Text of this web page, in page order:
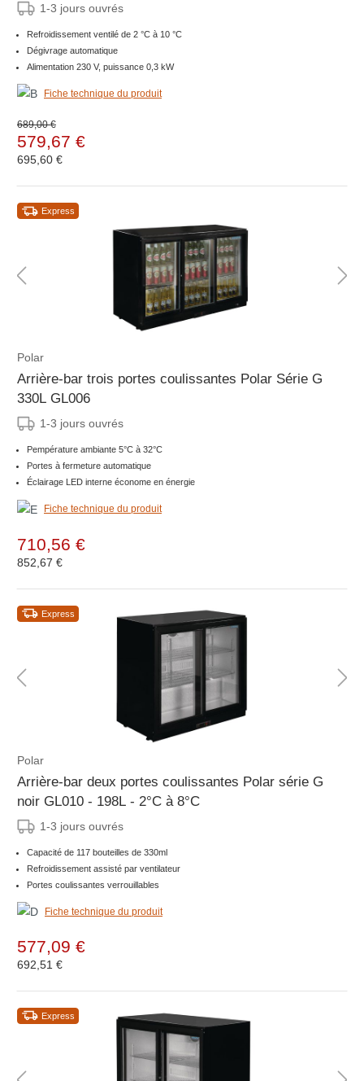
1-3 jours ouvrés
Refroidissement ventilé de 2 °C à 10 °C
Dégivrage automatique
Alimentation 230 V, puissance 0,3 kW
Fiche technique du produit
689,00 €
579,67 €
695,60 €
Express
Polar
Arrière-bar trois portes coulissantes Polar Série G
330L GL006
1-3 jours ouvrés
Pempérature ambiante 5°C à 32°C
Portes à fermeture automatique
Éclairage LED interne économe en énergie
Fiche technique du produit
710,56 €
852,67 €
Express
Polar
Arrière-bar deux portes coulissantes Polar série G
noir GL010 - 198L - 2°C à 8°C
1-3 jours ouvrés
Capacité de 117 bouteilles de 330ml
Refroidissement assisté par ventilateur
Portes coulissantes verrouillables
Fiche technique du produit
577,09 €
692,51 €
Express